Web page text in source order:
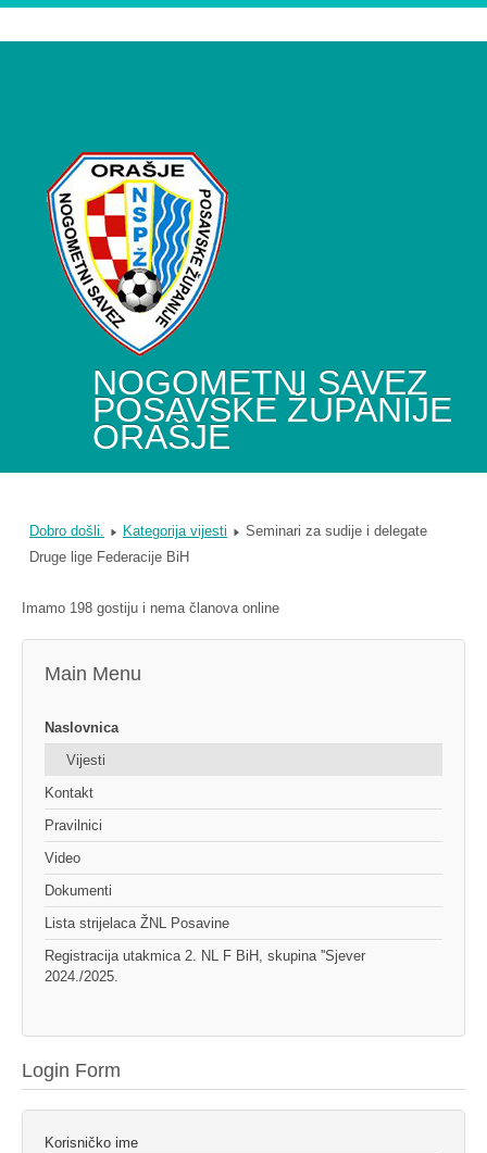
NOGOMETNI SAVEZ
POSAVSKE ŽUPANIJE
ORAŠJE
Dobro došli. Kategorija vijesti
Seminari za sudije i delegate
Druge lige Federacije BiH
Imamo 198 gostiju i nema članova online
Main Menu
Naslovnica
Vijesti
Kontakt
Pravilnici
Video
Dokumenti
Lista strijelaca ŽNL Posavine
Registracija utakmica 2. NL F BiH, skupina ''Sjever
2024./2025.
Login Form
Korisničko ime